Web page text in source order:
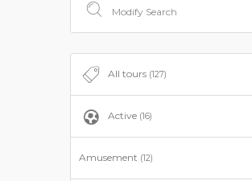
Modify Search
All tours (127)
Active (16)
Amusement (12)